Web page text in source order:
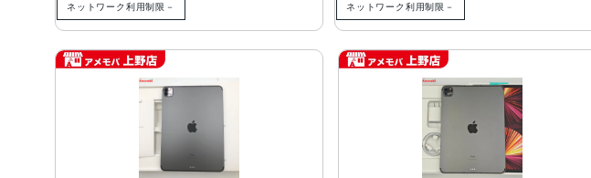
ネットワーク利用制限－ ネットワーク利用制限－